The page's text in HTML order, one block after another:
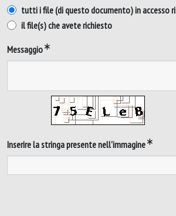
tutti i file (di questo documento) in accesso
il file(s) che avete richiesto
Messaggio
Inserire la stringa presente nell'immagine